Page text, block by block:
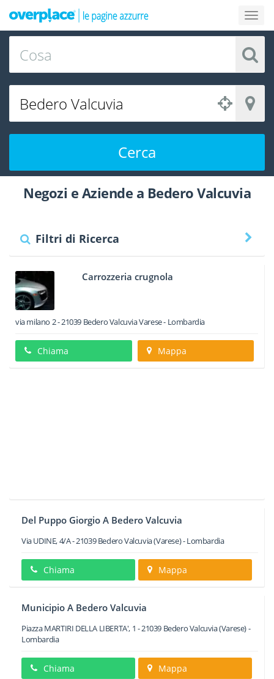
Cerca
Negozi e Aziende a Bedero Valcuvia
Filtri di Ricerca
Carrozzeria crugnola
via milano 2-21039 Bedero ValcuviaVarese - Lombardia
Chiama Mappa
Del Puppo Giorgio A Bedero Valcuvia
Via UDINE, 4/A-21039 Bedero Valcuvia(Varese) -Lombardia
Chiama Mappa
Municipio A Bedero Valcuvia
Piazza MARTIRI DELLA LIBERTA', 1 -21039 Bedero Valcuvia(Varese) -
Lombardia
Chiama Mappa